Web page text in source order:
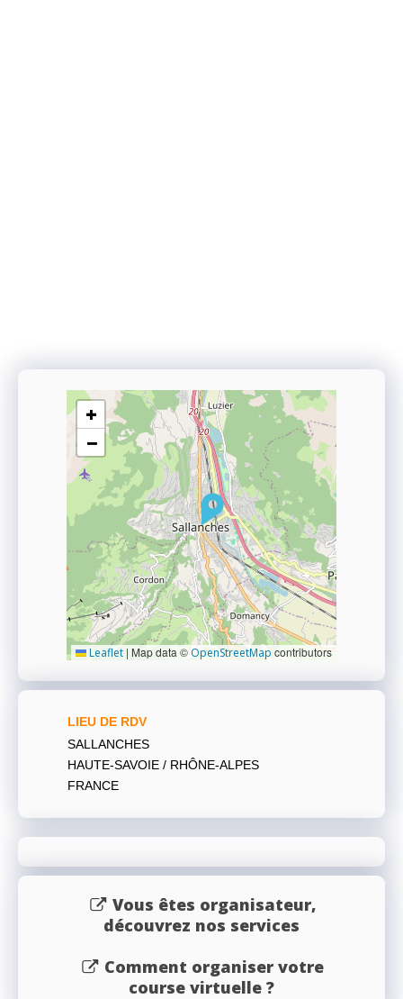
+
−
Leaflet | Map data ©OpenStreetMap contributors
LIEU DE RDV
SALLANCHES
HAUTE-SAVOIE / RHÔNE-ALPES
FRANCE
Vous êtes organisateur,
découvrez nos services
Comment organiser votre
course virtuelle ?